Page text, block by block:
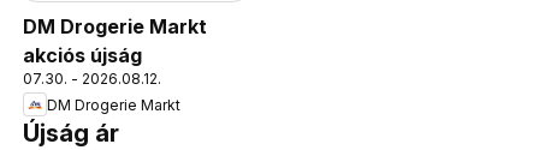
DM Drogerie Markt
akciós újság
07.30. - 2026.08.12.
DM Drogerie Markt
Újság ár